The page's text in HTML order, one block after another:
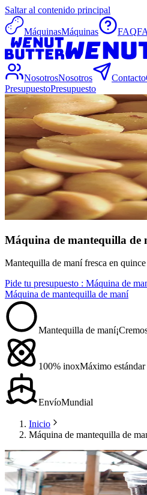
Saltar al contenido principal
MáquinasMáquinas FAQ
NosotrosNosotros Contacto
PresupuestoPresupuesto
Máquina de mantequilla de
Mantequilla de maní fresca en
Pide tu presupuesto : Máquina de
Máquina de mantequilla de maní
Mantequilla de maní
100% inoxMáximo
EnvíoMundial
Inicio
Máquina de mantequilla de